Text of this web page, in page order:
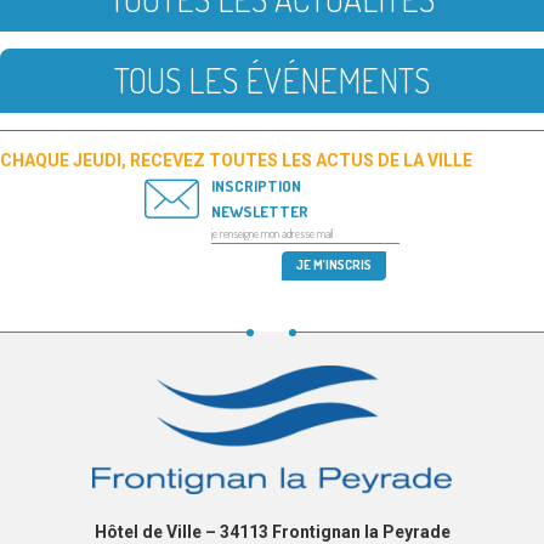
TOUS LES ÉVÉNEMENTS
CHAQUE JEUDI, RECEVEZ TOUTES LES ACTUS DE LA VILLE
INSCRIPTION
NEWSLETTER
Hôtel de Ville – 34113 Frontignan la Peyrade